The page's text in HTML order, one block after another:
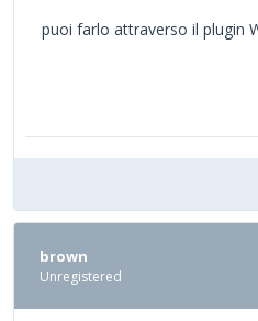
puoi farlo attraverso il plugin
brown
Unregistered